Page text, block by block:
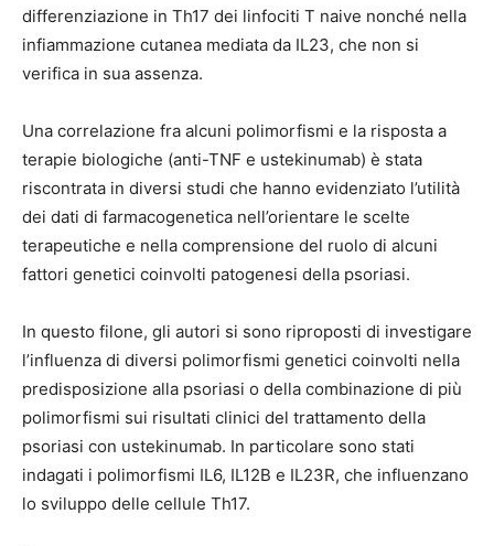
differenziazione in Th17 dei linfociti T naive nonché nella
infiammazione cutanea mediata da IL23, che non si
verifica in sua assenza.
Una correlazione fra alcuni polimorfismi e la risposta a
terapie biologiche (anti-TNF e ustekinumab) è stata
riscontrata in diversi studi che hanno evidenziato l’utilità
dei dati di farmacogenetica nell’orientare le scelte
terapeutiche e nella comprensione del ruolo di alcuni
fattori genetici coinvolti patogenesi della psoriasi.
In questo filone, gli autori si sono riproposti di investigare
l’influenza di diversi polimorfismi genetici coinvolti nella
predisposizione alla psoriasi o della combinazione di più
polimorfismi sui risultati clinici del trattamento della
psoriasi con ustekinumab. In particolare sono stati
indagati i polimorfismi IL6, IL12B e IL23R, che influenzano
lo sviluppo delle cellule Th17.